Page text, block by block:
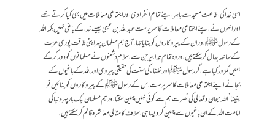
اسی خدا کی اطاعت مسجد سے باہر اپنے تمام انفرادی اور اجتماعی معاملات میں بهی کیا کرتے تهے
اور انہوں نے اپنے اجتماعی معاملات کا سر پرست عبداللہ بن عبعی جیسے خدا کے باغی نہیں بلکہ اللہ
کے رسول ﷺاور ان کے پیروکاروں کو بنایا تها.آج ہم مسلمان پهر اپنی طاقت پوری عزت
کے ساتهہ بہال کر سکتے ہیں اور وہ تمام تدابیر جن سے اسلام دشمنوں نے مسلمانوں کو دور کرکے
ہمیں کمزور کیا ہے اگر رسول ﷺاور خلفاء کی سنت کی حقیقی پیروی اور اللہ کے باغیوں کے
بجائے اپنے اجتماعی معاملات کا سر پرست اس کے رسولﷺ کے پیروکاروں کو بنائیں تو
یقینا’ اللہ سبحان و تعالی کی نصرت ہم سے کوئی نہیں چهین سکتا اور ہم مسلمان ایک بار پهر دنیا کی
امامت اللہ کے ان با غیوں سے چهین کر ویسا ہی اسلاف کا مثالی معاشرہ قائم کرسکتے ہیں.